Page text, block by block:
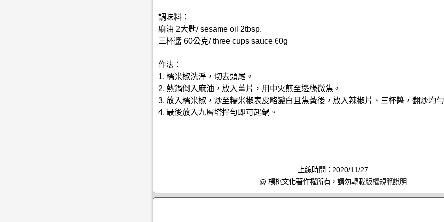
調味料：
麻油 2大匙/ sesame oil 2tbsp.
三杯醬 60公克/ three cups sauce 60g
作法：
1. 糯米椒洗淨，切去頭尾。
2. 熱鍋倒入麻油，放入薑片，用中火煎至邊緣微焦。
3. 放入糯米椒，炒至糯米椒表皮略變白且焦黃後，放入辣椒片、三杯醬，翻炒均
4. 最後放入九層塔拌勻即可起鍋。
上線時間：2020/11/27
@ 楊桃文化著作權所有，請勿轉載版權規範說明